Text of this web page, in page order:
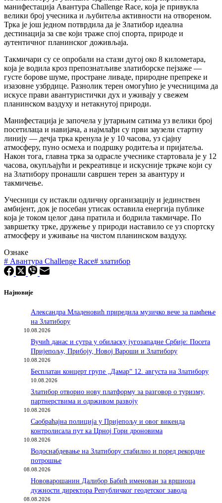
манифестација Авантура Challenge Race, која је привукла
велики број учесника и љубитеља активности на отвореном.
Трка је још једном потврдила да је Златибор идеална
дестинација за све који траже спој спорта, природе и
аутентичног планинског доживљаја.
Такмичари су се опробали на стази дугој око 8 километара,
која је водила кроз препознатљиве златиборске пејзаже —
густе борове шуме, простране ливаде, природне препреке и
изазовне узбрдице. Разнолик терен омогућио је учесницима да
искусе прави авантуристички дух и уживају у свежем
планинском ваздуху и нетакнутој природи.
Манифестација је започела у јутарњим сатима уз велики број
посетилаца и навијача, а најмлађи су први заузели стартну
линију — дечја трка кренула је у 10 часова, уз сјајну
атмосферу, пуно осмеха и подршку родитеља и пријатеља.
Након тога, главна трка за одрасле учеснике стартовала је у 12
часова, окупљајући и рекреативце и искусније тркаче који су
на Златибору пронашли савршен терен за авантуру и
такмичење.
Учесници су истакли одличну организацију и јединствен
амбијент, док је посебан утисак оставила енергија публике
која је током целог дана пратила и бодрила такмичаре. По
завршетку трке, дружење у природи наставило се уз спортску
атмосферу и уживање на чистом планинском ваздуху.
Ознаке
# Авантура Challenge Race# златибор
Најновије
Александра Младеновић приредила музичко вече за памћење
на Златибору
10.08.2026
Вучић данас и сутра у обиласку југозападне Србије: Посета
Пријепољу, Прибоју, Новој Вароши и Златибору
10.08.2026
Бесплатан концерт групе „Дамар“ 12. августа на Златибору
10.08.2026
Златибор отворио нову платформу за разговор о туризму,
партнерствима и одрживом развоју
10.08.2026
Саобраћајна полиција у Пријепољу и овог викенда
контролисала пут ка Црној Гори дроновима
10.08.2026
Водоснабдевање на Златибору стабилно и поред рекордне
потрошње
08.08.2026
Нововарошанин Далибор Бабић именован за вршиоца
дужности директора Републичког геодетског завода
08.08.2026